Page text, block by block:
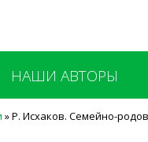
НАШИ АВТОРЫ
»Р. Исхаков. Семейно-